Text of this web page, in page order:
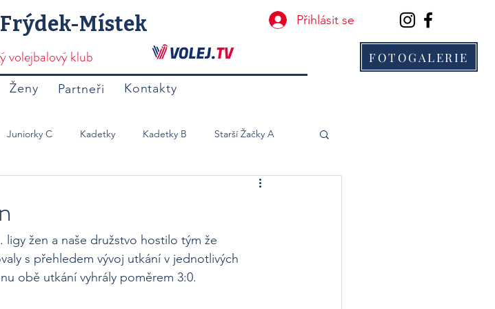
Frýdek-Místek
volejbalový klub
Ženy Partneři Kontakty
FOTOGALERIE
Přihlásit se
Juniorky C Kadetky Kadetky B Starší Žačky A
ligy žen a naše družstvo hostilo tým že
s přehledem vývoj utkání v jednotlivých
obě utkání vyhrály poměrem 3:0.